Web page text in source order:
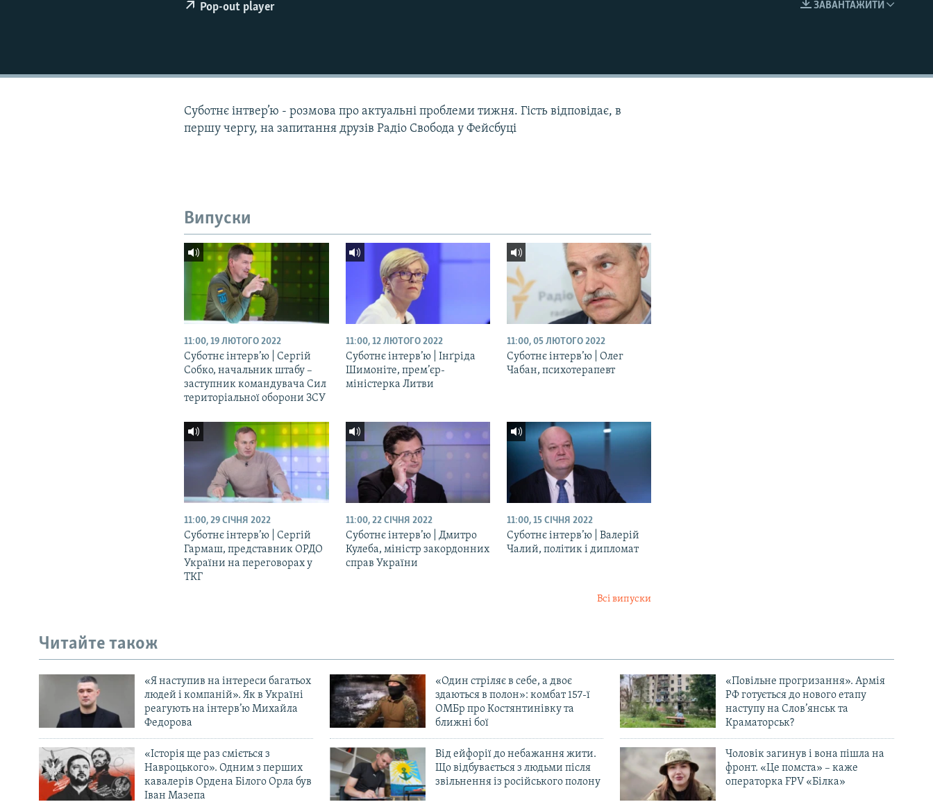
ПОДКАСТИ
ЗАВАНТАЖИТИ
Pop-out player
Суботнє інтвер’ю - розмова про актуальні проблеми тижня. Гість відповідає, в
першу чергу, на запитання друзів Радіо Свобода у Фейсбуці
Випуски
11:00, 19 ЛЮТОГО 2022
Суботнє інтерв’ю | Сергій
Собко, начальник штабу –
заступник командувача Сил
територіальної оборони ЗСУ
11:00, 12 ЛЮТОГО 2022
Суботнє інтерв’ю | Інґріда
Шимоніте, прем’єр-
міністерка Литви
11:00, 05 ЛЮТОГО 2022
Суботнє інтерв’ю | Олег
Чабан, психотерапевт
11:00, 29 СІЧНЯ 2022
Суботнє інтерв’ю | Сергій
Гармаш, представник ОРДО
України на переговорах у
ТКГ
11:00, 22 СІЧНЯ 2022
Суботнє інтерв’ю | Дмитро
Кулеба, міністр закордонних
справ України
11:00, 15 СІЧНЯ 2022
Суботнє інтерв’ю | Валерій
Чалий, політик і дипломат
Всі випуски
Читайте також
«Я наступив на інтереси багатьох
людей і компаній». Як в Україні
реагують на інтерв’ю Михайла
Федорова
«Один стріляє в себе, а двоє
здаються в полон»: комбат 157-ї
ОМБр про Костянтинівку та
ближні бої
«Повільне прогризання». Армія
РФ готується до нового етапу
наступу на Слов’янськ та
Краматорськ?
«Історія ще раз сміється з
Навроцького». Одним з перших
кавалерів Ордена Білого Орла був
Іван Мазепа
Від ейфорії до небажання жити.
Що відбувається з людьми після
звільнення із російського полону
Чоловік загинув і вона пішла на
фронт. «Це помста» – каже
операторка FPV «Білка»